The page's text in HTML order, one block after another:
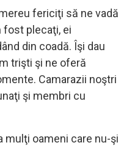
fericiţi să ne vadă
fost plecaţi, ei
din coadă. Îşi dau
trişti şi ne oferă
Camarazii noştri
şi membri cu
mulţi oameni care nu-şi